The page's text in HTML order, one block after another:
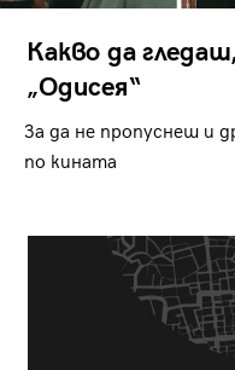
Какво да
„Одисея“
За да не пропуснеш и
по кината